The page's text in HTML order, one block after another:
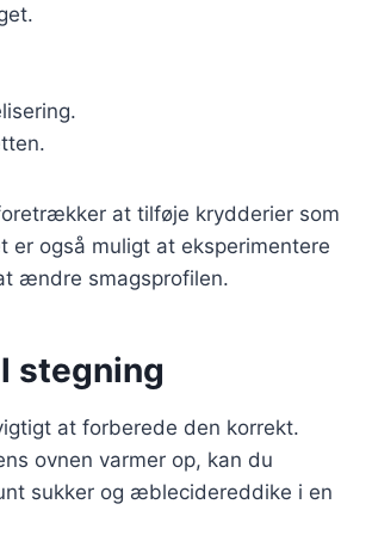
at tilføje krydderier som
også muligt at eksperimentere
ændre smagsprofilen.
stegning
at forberede den korrekt.
ovnen varmer op, kan du
sukker og æblecidereddike i en